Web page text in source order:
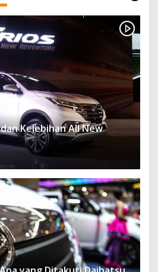
Kelebihan All New